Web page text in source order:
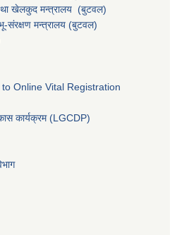
तथा खेलकुद मन्त्रालय (बुटवल)
संरक्षण मन्त्रालय (बुटवल)
to Online Vital Registration
कार्यक्रम (LGCDP)